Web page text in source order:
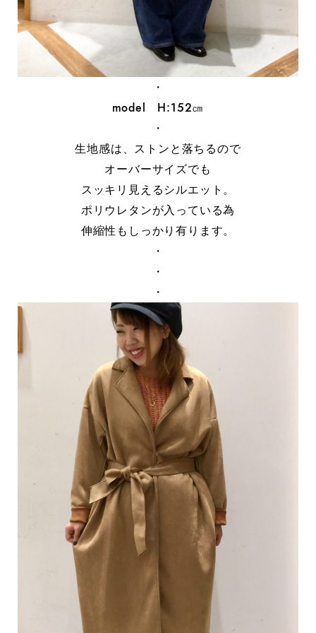
・
model H:152㎝
・
生地感は、ストンと落ちるので
オーバーサイズでも
スッキリ見えるシルエット。
ポリウレタンが入っている為
伸縮性もしっかり有ります。
・
・
・